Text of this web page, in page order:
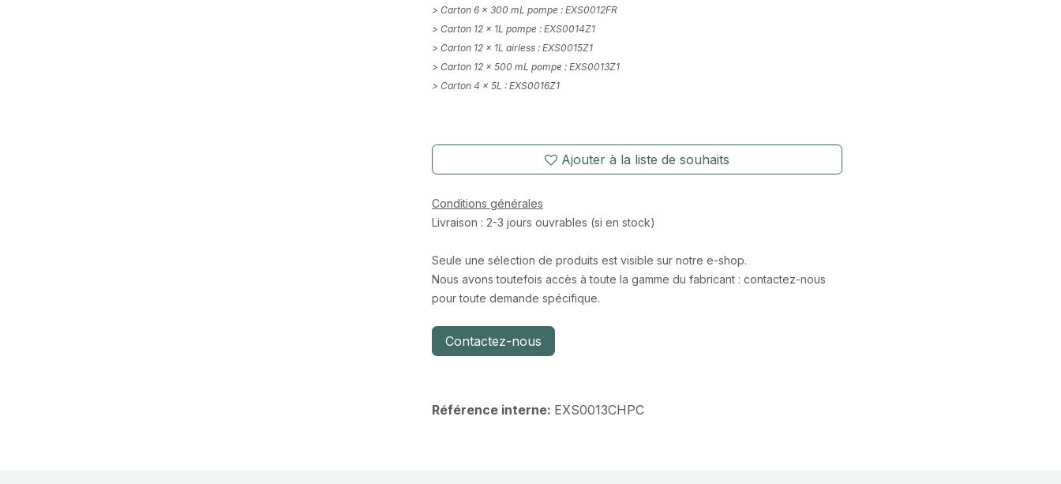
> Carton 6 x 300 mL pompe : EXS0012FR
> Carton 12 x 1L pompe : EXS0014Z1
> Carton 12 x 1L airless : EXS0015Z1
> Carton 12 x 500 mL pompe : EXS0013Z1
> Carton 4 x 5L : EXS0016Z1
Ajouter à la liste de souhaits
Conditions générales
Livraison : 2-3 jours ouvrables (si en stock)
Seule une sélection de produits est visible sur notre e-shop.
Nous avons toutefois accès à toute la gamme du fabricant : contactez-nous
pour toute demande spécifique.
Contactez-nous
Référence interne: EXS0013CHPC